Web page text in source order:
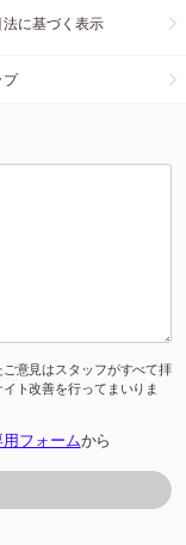
に基づく表示
プ
意見はスタッフがすべて拝
ト改善を行ってまいりま
フォームから